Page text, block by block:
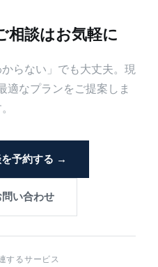
相談はお気軽に
らない」でも大丈夫。現
適なプランをご提案しま
予約する →
問い合わせ
するサービス